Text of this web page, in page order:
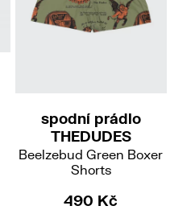
spodní prádlo
THEDUDES
Beelzebud Green Boxer
Shorts
490 Kč